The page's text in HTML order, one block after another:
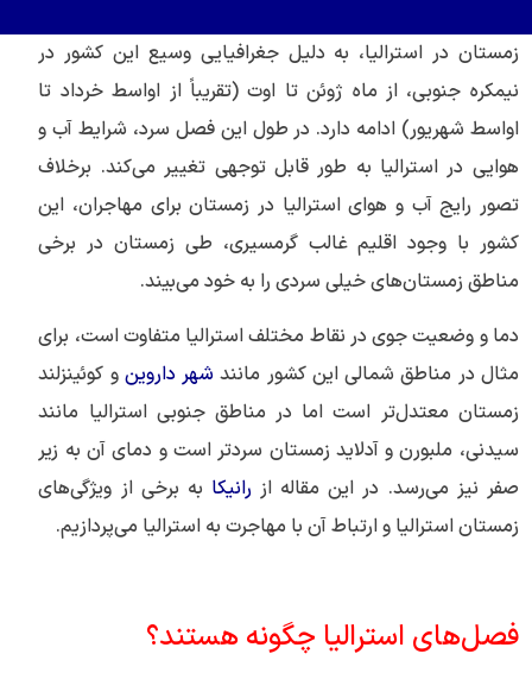
زمستان در استرالیا، به دلیل جغرافیایی وسیع این کشور در
نیمکره جنوبی، از ماه ژوئن تا اوت (تقریباً از اواسط خرداد تا
اواسط شهریور) ادامه دارد. در طول این فصل سرد، شرایط آب و
هوایی در استرالیا به طور قابل توجهی تغییر می‌کند. برخلاف
تصور رایج آب و هوای استرالیا در زمستان برای مهاجران، این
کشور با وجود اقلیم غالب گرمسیری، طی زمستان در برخی
مناطق زمستان‌های خیلی سردی را به خود می‌بیند.
دما و وضعیت جوی در نقاط مختلف استرالیا متفاوت است، برای
مثال در مناطق شمالی این کشور مانند شهر‌ داروین و کوئینزلند
زمستان معتدل‌تر است اما در مناطق جنوبی استرالیا مانند
سیدنی، ملبورن و آدلاید زمستان سردتر است و دمای آن به زیر
صفر نیز می‌رسد. در این مقاله ازرانیکا به برخی از ویژگی‌های
زمستان استرالیا و ارتباط آن با مهاجرت به استرالیا می‌پردازیم.
فصل‌های استرالیا چگونه هستند؟